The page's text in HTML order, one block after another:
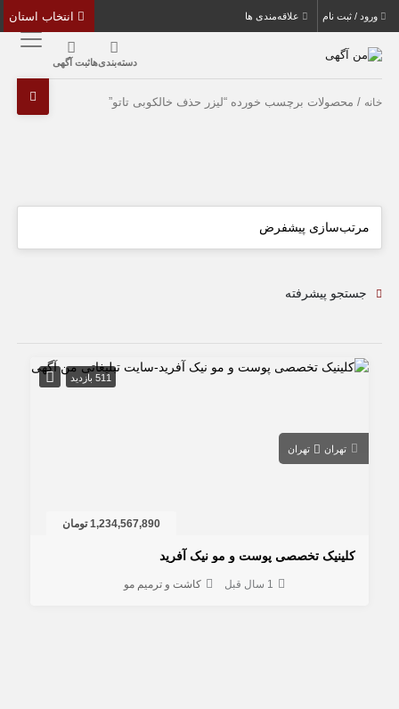
ورود / ثبت نام علاقه‌مندی ها
دسته‌بندی‌هاثبت آگهی
خانه / محصولات برچسب خورده “لیزر حذف خالکوبی تاتو”
جستجو پیشرفته
511 بازدید
تهران تهران
1,234,567,890 تومان
کلینیک تخصصی پوست و مو نیک آفرید
1 سال قبل کاشت و ترمیم مو